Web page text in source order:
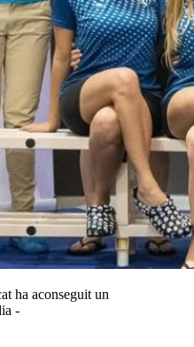
ha aconseguit un
-